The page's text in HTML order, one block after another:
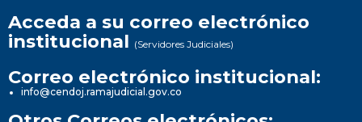
Acceda a su correo electrónico
institucional (Servidores Judiciales)
Correo electrónico institucional:
info@cendoj.ramajudicial.gov.co